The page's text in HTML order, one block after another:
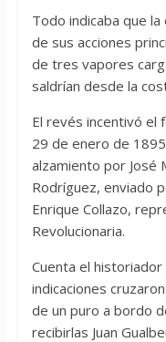
Todo indicaba que
de sus acciones
de tres vapores
saldrían desde la
El revés incentivó el
29 de enero de
alzamiento por José
Rodríguez, enviado
Enrique Collazo,
Revolucionaria.
Cuenta el
indicaciones
de un puro a bordo
recibirlas Juan